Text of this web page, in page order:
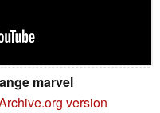
marvel
version